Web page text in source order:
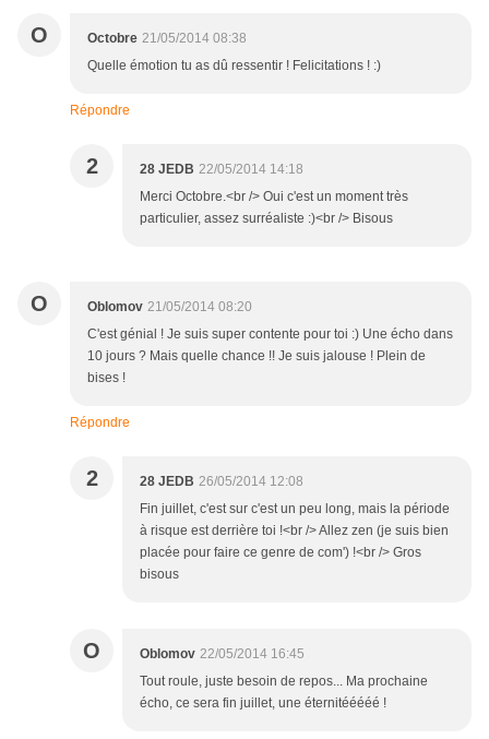
O Octobre 21/05/2014 08:38
Quelle émotion tu as dû ressentir ! Felicitations ! :)
Répondre
2 28 JEDB 22/05/2014 14:18
Merci Octobre.<br /> Oui c'est un moment très
particulier, assez surréaliste :)<br /> Bisous
O Oblomov 21/05/2014 08:20
C'est génial ! Je suis super contente pour toi :) Une écho dans
10 jours ? Mais quelle chance !! Je suis jalouse ! Plein de
bises !
Répondre
2 28 JEDB 26/05/2014 12:08
Fin juillet, c'est sur c'est un peu long, mais la période
à risque est derrière toi !<br /> Allez zen (je suis bien
placée pour faire ce genre de com') !<br /> Gros
bisous
O Oblomov 22/05/2014 16:45
Tout roule, juste besoin de repos... Ma prochaine
écho, ce sera fin juillet, une éternitééééé !